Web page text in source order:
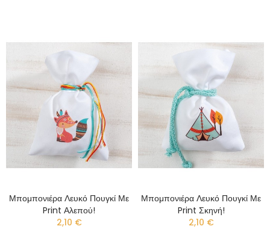
Μπομπονιέρα Λευκό Πουγκί Με
Print Αλεπού!
2,10 €
Μπομπονιέρα Λευκό Πουγκί Με
Print Σκηνή!
2,10 €